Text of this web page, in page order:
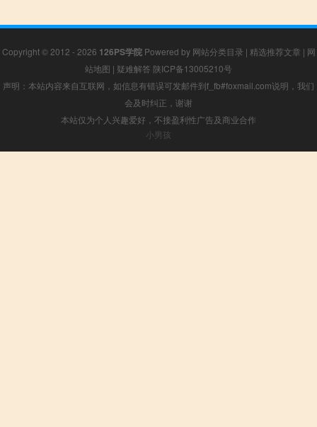
Copyright © 2012 - 2026 126PS学院Powered by 网站分类目录 | 精选推荐文章 | 网
站地图 | 疑难解答 陕ICP备13005210号
声明：本站内容来自互联网，如信息有错误可发邮件到f_fb#foxmail.com说明，我们
会及时纠正，谢谢
本站仅为个人兴趣爱好，不接盈利性广告及商业合作
小男孩